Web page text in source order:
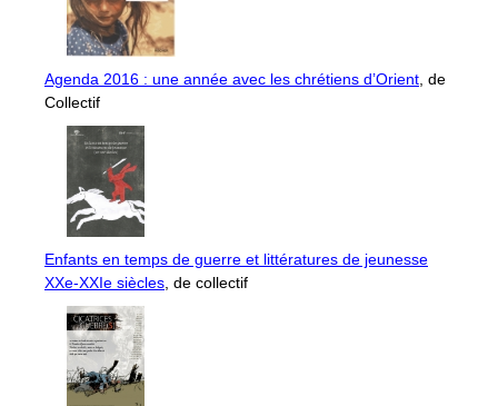
Agenda 2016 : une année avec les chrétiens d’Orient, de
Collectif
Enfants en temps de guerre et littératures de jeunesse
XXe-XXIe siècles, de collectif